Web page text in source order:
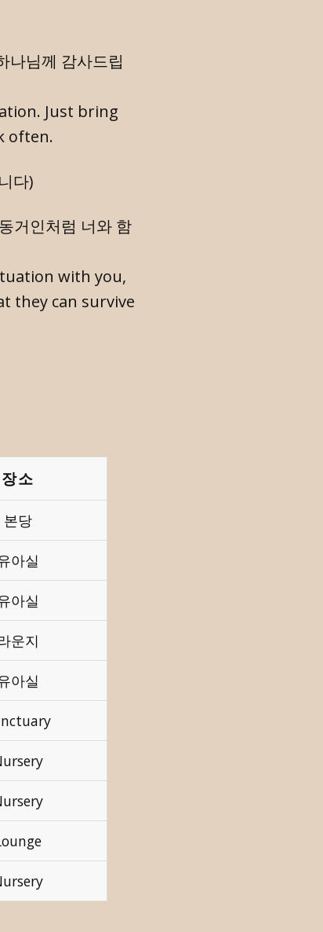
나님께 감사드립
Just bring
often.
다)
거인처럼 너와 함
with you,
they can survive
장소
본당
아실
아실
운지
아실